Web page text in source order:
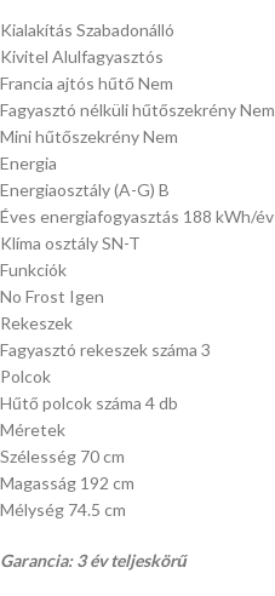
Kialakítás Szabadonálló
Kivitel Alulfagyasztós
Francia ajtós hűtő Nem
Fagyasztó nélküli hűtőszekrény Nem
Mini hűtőszekrény Nem
Energia
Energiaosztály (A-G) B
Éves energiafogyasztás 188 kWh/év
Klíma osztály SN-T
Funkciók
No Frost Igen
Rekeszek
Fagyasztó rekeszek száma 3
Polcok
Hűtő polcok száma 4 db
Méretek
Szélesség 70 cm
Magasság 192 cm
Mélység 74.5 cm
Garancia: 3 év teljeskörű